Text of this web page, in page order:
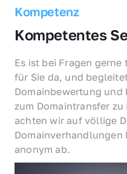
Kompetenz
Kompetentes
Es ist bei Fragen
für Sie da, und
Domainbewertung
zum Domaintransfer
achten wir auf völlige
anonym ab.